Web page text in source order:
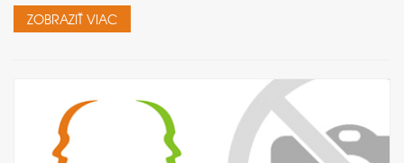
ZOBRAZIŤ VIAC